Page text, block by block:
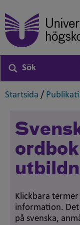
Sök
Startsida ,
/
Klickbara
information.
på svenska,